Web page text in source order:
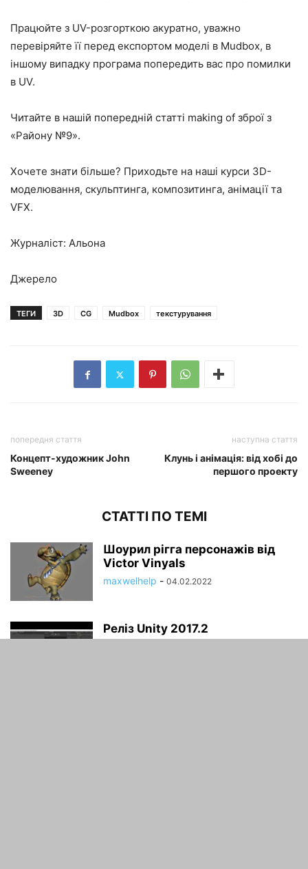
Працюйте з UV-розгорткою акуратно, уважно
перевіряйте її перед експортом моделі в Mudbox, в
іншому випадку програма попередить вас про помилки
в UV.
Читайте в нашій попередній статті making of зброї з
«Району №9».
Хочете знати більше? Приходьте на наші курси 3D-
моделювання, скульптинга, композитинга, анімації та
VFX.
Журналіст: Альона
Джерело
ТЕГИ 3D CG Mudbox текстурування
попередня стаття
Концепт-художник John
Sweeney
наступна стаття
Клунь і анімація: від хобі до
першого проекту
СТАТТІ ПО ТЕМІ
Шоурил рігга персонажів від
Victor Vinyals
maxwelhelp - 04.02.2022
Реліз Unity 2017.2